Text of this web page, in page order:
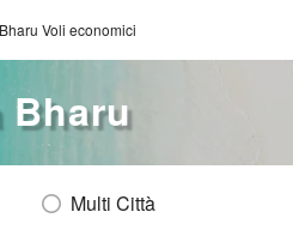
Voli economici
Bharu
Multi Città